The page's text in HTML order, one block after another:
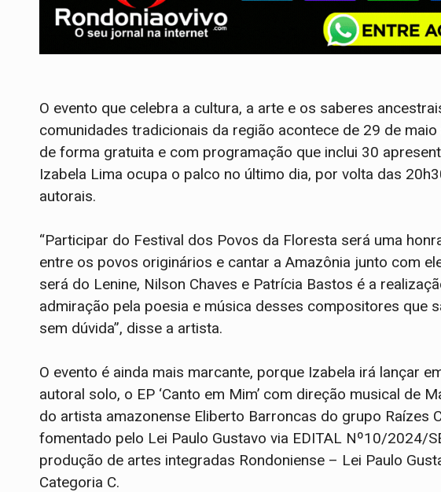
O evento que celebra a cultura, a arte e os saberes
comunidades tradicionais da região acontece de 29 de
de forma gratuita e com programação que inclui 30
Izabela Lima ocupa o palco no último dia, por volta das
autorais.
“Participar do Festival dos Povos da Floresta será uma
entre os povos originários e cantar a Amazônia junto com
será do Lenine, Nilson Chaves e Patrícia Bastos é a
admiração pela poesia e música desses compositores que
sem dúvida”, disse a artista.
O evento é ainda mais marcante, porque Izabela irá lançar
autoral solo, o EP ‘Canto em Mim’ com direção musical de
do artista amazonense Eliberto Barroncas do grupo Raízes
fomentado pelo Lei Paulo Gustavo via EDITAL Nº10/2024/
produção de artes integradas Rondoniense – Lei Paulo
Categoria C.